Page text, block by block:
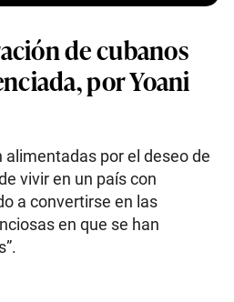
de cubanos
por Yoani
alimentadas por el deseo de
vivir en un país con
a convertirse en las
en que se han